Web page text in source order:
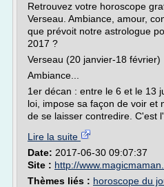
Retrouvez votre horoscope
Verseau. Ambiance, amour,
que prévoit notre astrologue
2017 ?
Verseau (20 janvier-18 février)
Ambiance...
1er décan : entre le 6 et le 13
loi, impose sa façon de voir et
de se laisser contredire. C'est
Lire la suite
Date: 2017-06-30 09:07:37
Site : http://
Thèmes liés : horoscope du